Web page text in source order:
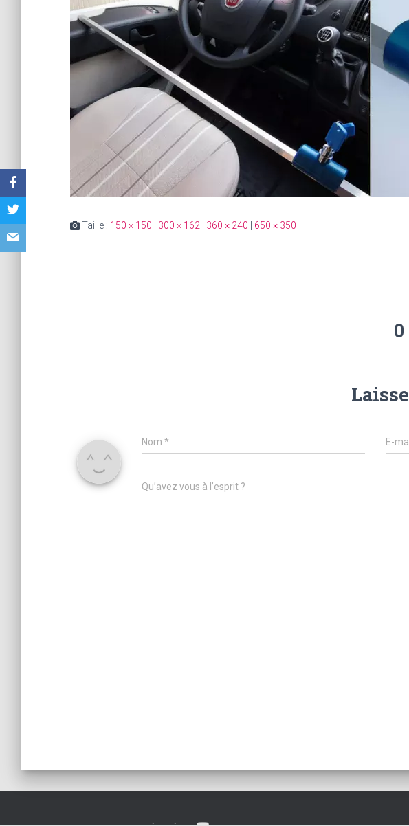
Taille : 150 × 150 300 × 162 360 × 240 650 × 350
Nom * E-
Qu’avez vous à l’esprit ?